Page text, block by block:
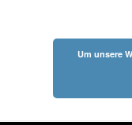
Um unsere